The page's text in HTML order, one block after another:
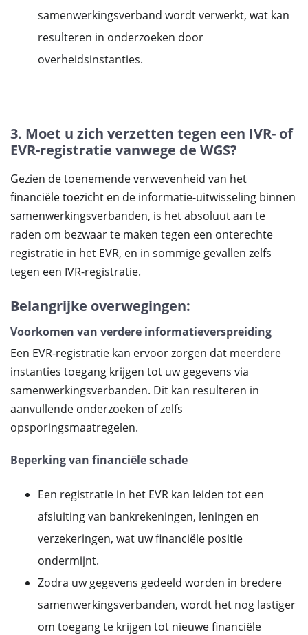
samenwerkingsverband wordt verwerkt, wat kan
resulteren in onderzoeken door
overheidsinstanties.
3. Moet u zich verzetten tegen een IVR- of
EVR-registratie vanwege de WGS?
Gezien de toenemende verwevenheid van het
financiële toezicht en de informatie-uitwisseling binnen
samenwerkingsverbanden, is het absoluut aan te
raden om bezwaar te maken tegen een onterechte
registratie in het EVR, en in sommige gevallen zelfs
tegen een IVR-registratie.
Belangrijke overwegingen:
Voorkomen van verdere informatieverspreiding
Een EVR-registratie kan ervoor zorgen dat meerdere
instanties toegang krijgen tot uw gegevens via
samenwerkingsverbanden. Dit kan resulteren in
aanvullende onderzoeken of zelfs
opsporingsmaatregelen.
Beperking van financiële schade
Een registratie in het EVR kan leiden tot een
afsluiting van bankrekeningen, leningen en
verzekeringen, wat uw financiële positie
ondermijnt.
Zodra uw gegevens gedeeld worden in bredere
samenwerkingsverbanden, wordt het nog lastiger
om toegang te krijgen tot nieuwe financiële